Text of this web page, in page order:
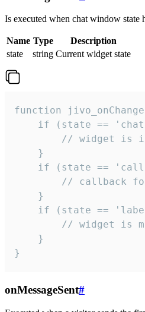
Is executed when chat window state
Name Type
Description
state
string Current widget state
function
if (state ==
// widget is
    }
if (state ==
// callback
    }
if (state ==
// widget is
    }
}
onMessageSent#